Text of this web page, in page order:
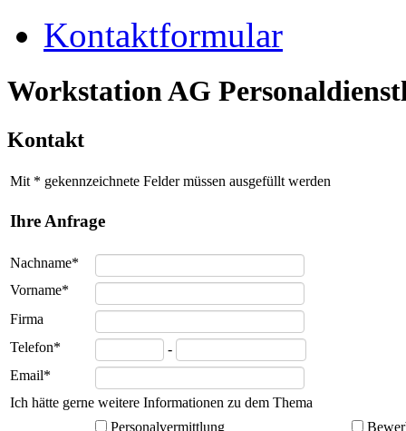
Kontaktformular
Workstation AG
Kontakt
Mit * gekennzeichnete Felder müssen ausgefüllt werden
Ihre Anfrage
Nachname*
Vorname*
Firma
Telefon*
-
Email*
Ich hätte gerne weitere Informationen zu dem Thema
Personalvermittlung